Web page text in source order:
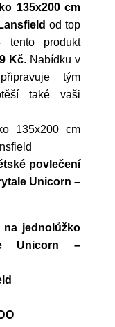
135x200 cm
od top
tento produkt
Kč. Nabídku v
tým
také vaši
135x200 cm
povlečení
Unicorn –
na jednolůžko
Unicorn –